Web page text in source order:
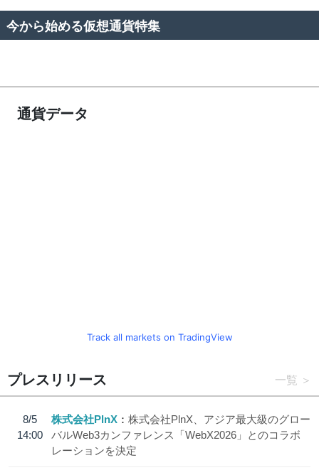
今から始める仮想通貨特集
通貨データ
Track all markets on TradingView
プレスリリース 一覧
8/5
14:00
株式会社PlnX
株式会社PlnX、アジア最大級のグロー
バルWeb3カンファレンス「WebX2026」とのコラボ
レーションを決定